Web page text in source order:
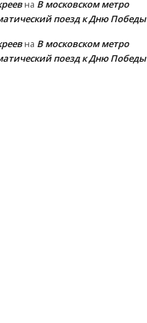
на В московском метро
поезд к Дню Победы
на В московском метро
поезд к Дню Победы